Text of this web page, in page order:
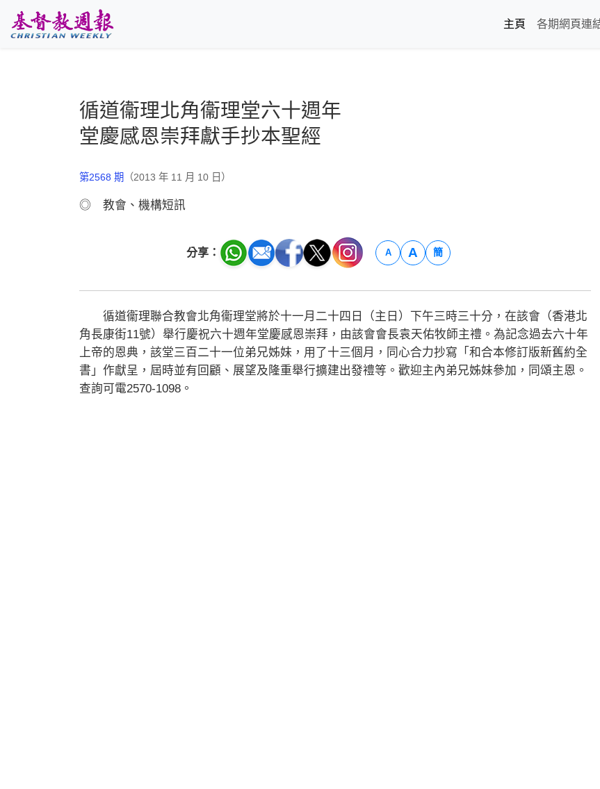
主頁
各期網頁連
循道衞理北角衞理堂六十週年
堂慶感恩崇拜獻手抄本聖經
第2568 期 （2013 年 11 月 10 日）
◎ 教會、機構短訊
分享： A A 簡
循道衞理聯合教會北角衞理堂將於十一月二十四日（主日）下午三時三十分，在該會（香港北
角長康街11號）舉行慶祝六十週年堂慶感恩崇拜，由該會會長袁天佑牧師主禮。為記念過去六十年
上帝的恩典，該堂三百二十一位弟兄姊妹，用了十三個月，同心合力抄寫「和合本修訂版新舊約全
書」作獻呈，屆時並有回顧、展望及隆重舉行擴建出發禮等。歡迎主內弟兄姊妹參加，同頌主恩。
查詢可電2570-1098。